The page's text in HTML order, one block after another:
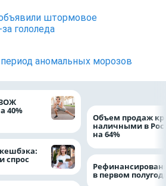
штормовое
гололеда
аномальных морозов
40%
спрос
Объем продаж
наличными в
на 64%
в первом